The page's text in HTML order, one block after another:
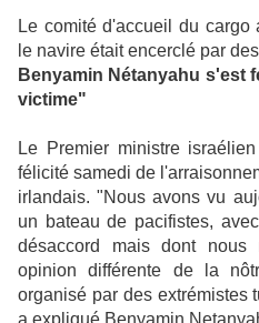
Le comité d'accueil du
le navire était encerclé par
Benyamin Nétanyahu s'est
victime"
Le Premier ministre
félicité samedi de
irlandais. "Nous avons vu
un bateau de pacifistes,
désaccord mais dont
opinion différente de la
organisé par des extrémistes